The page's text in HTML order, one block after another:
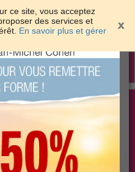
ce site, vous acceptez
des services et
En savoir plus et gérer
maigrir et être bien
peau
×